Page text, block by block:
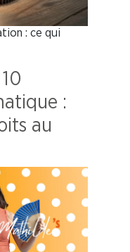
: ce qui
:
au